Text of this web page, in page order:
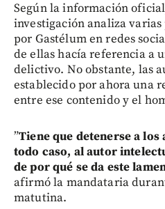
Según la información
investigación analiza
por Gastélum en redes
de ellas hacía referencia a
delictivo. No obstante, las
establecido por ahora una
entre ese contenido y el
”Tiene que detenerse a
todo caso, al autor
de por qué se da este
afirmó la mandataria
matutina.